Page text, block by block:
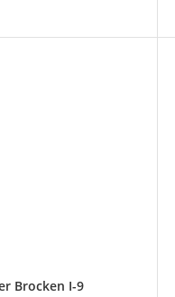
Brocken I-9